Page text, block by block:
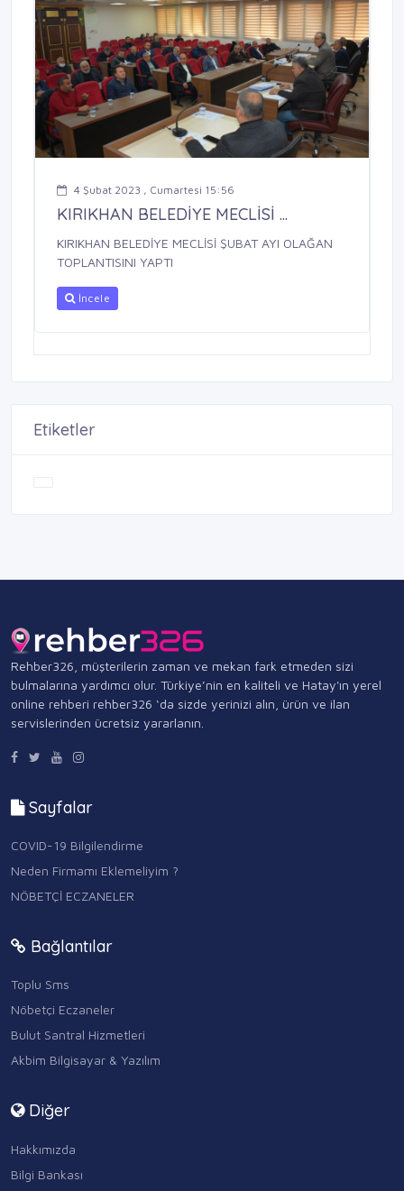
4 Şubat 2023 , Cumartesi 15:56
KIRIKHAN BELEDİYE MECLİSİ ...
KIRIKHAN BELEDİYE MECLİSİ ŞUBAT AYI OLAĞAN
TOPLANTISINI YAPTI
İncele
Etiketler
Rehber326, müşterilerin zaman ve mekan fark etmeden sizi
bulmalarına yardımcı olur. Türkiye’nin en kaliteli ve Hatay'ın yerel
online rehberi rehber326 ‘da sizde yerinizi alın, ürün ve ilan
servislerinden ücretsiz yararlanın.
Sayfalar
COVID-19 Bilgilendirme
Neden Firmamı Eklemeliyim ?
NÖBETÇİ ECZANELER
Bağlantılar
Toplu Sms
Nöbetçi Eczaneler
Bulut Santral Hizmetleri
Akbim Bilgisayar & Yazılım
Diğer
Hakkımızda
Bilgi Bankası